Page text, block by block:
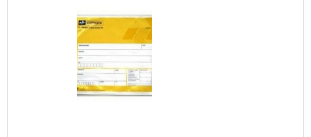
para proteger objetos contra quebra e arranhões,
sendo uma alternativa econômica, ideal para o
transporte de cargas mais frágeis. Muito utilizada
por transportadoras, por exemplo, a utilização do
plástico bolha demonstra o cuidado com os
objetos transportados, mantendo-os com a